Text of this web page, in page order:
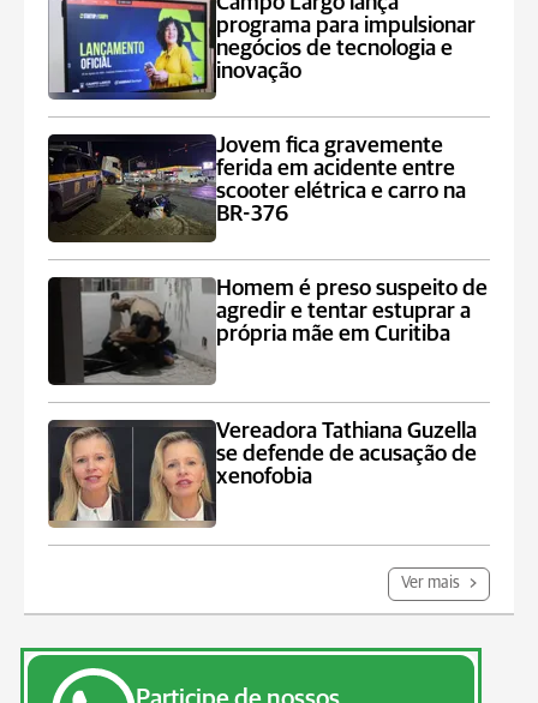
programa para impulsionar
negócios de tecnologia e
inovação
Jovem fica gravemente
ferida em acidente entre
scooter elétrica e carro na
BR-376
Homem é preso suspeito de
agredir e tentar estuprar a
própria mãe em Curitiba
Vereadora Tathiana Guzella
se defende de acusação de
xenofobia
Ver mais